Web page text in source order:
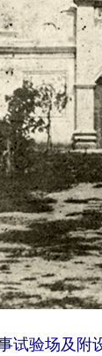
试验场及附